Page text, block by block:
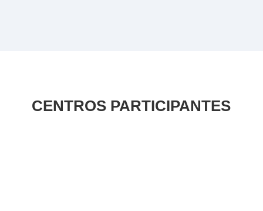
CENTROS PARTICIPANTES